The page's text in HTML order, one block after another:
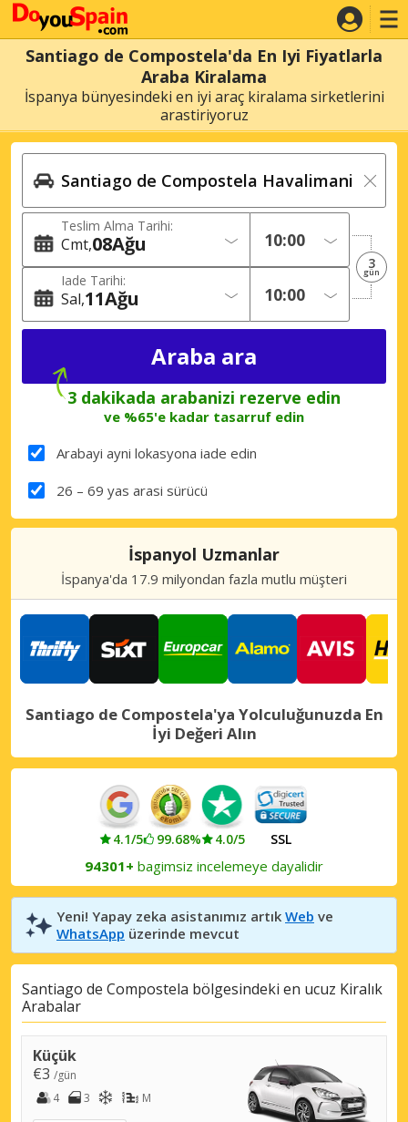
Santiago de Compostela'da En Iyi Fiyatlarla
Araba Kiralama
İspanya bünyesindeki en iyi araç kiralama sirketlerini
arastiriyoruz
Teslim Alma Tarihi:
Cmt 08Ağu
Iade Tarihi:
Sal 11Ağu
3
gün
3 dakikada arabanizi rezerve edin
ve %65'e kadar tasarruf edin
Arabayi ayni lokasyona iade edin
26 – 69 yas arasi sürücü
İspanyol Uzmanlar
İspanya'da 17.9 milyondan fazla mutlu müşteri
Santiago de Compostela'ya Yolculuğunuzda En
İyi Değeri Alın
4.1/5 99.68% 4.0/5 SSL
94301+ bagimsiz incelemeye dayalidir
Yeni! Yapay zeka asistanımız artık Web ve
WhatsApp üzerinde mevcut
Santiago de Compostela bölgesindeki en ucuz Kiralık
Arabalar
Küçük
€3 /gün
4
3 M